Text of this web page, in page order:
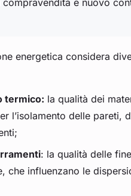
compravendita e nuovo
energetica considera
termico: la qualità dei
l’isolamento delle pareti,
: la qualità delle
che influenzano le